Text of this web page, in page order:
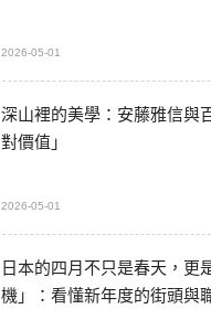
2026-05-01
深山裡的美學：安藤雅信與
對價值」
2026-05-01
日本的四月不只是春天，更
機」：看懂新年度的街頭與